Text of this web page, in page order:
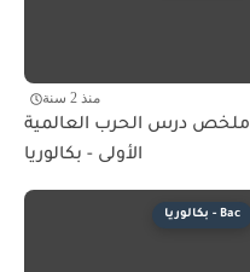
منذ 2 سنة
ملخص درس الحرب العالمية
الأولى - بكالوريا
بكالوريا - Bac